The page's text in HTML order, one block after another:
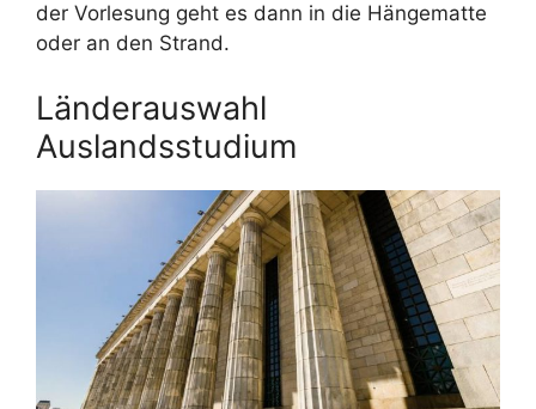
der Vorlesung geht es dann in die Hängematte
oder an den Strand.
Länderauswahl
Auslandsstudium